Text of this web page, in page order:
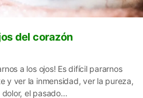
del corazón
a los ojos! Es difícil pararnos
y ver la inmensidad, ver la pureza,
dolor, el pasado…